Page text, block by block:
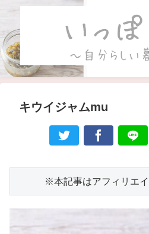
キウイジャムmu
※本記事はアフィリエイ